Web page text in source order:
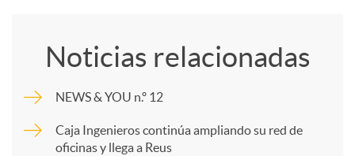
m
p
Noticias relacionadas
NEWS & YOU n.º 12
Caja Ingenieros continúa ampliando su red de
oficinas y llega a Reus